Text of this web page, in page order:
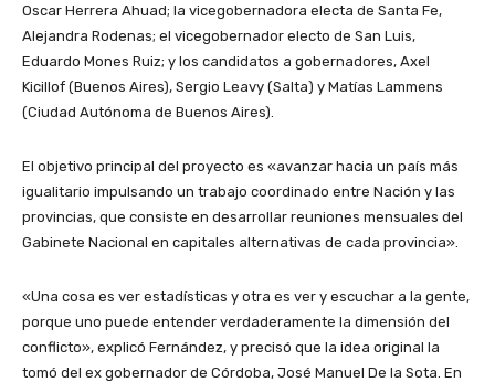
Oscar Herrera Ahuad; la vicegobernadora electa de Santa Fe,
Alejandra Rodenas; el vicegobernador electo de San Luis,
Eduardo Mones Ruiz; y los candidatos a gobernadores, Axel
Kicillof (Buenos Aires), Sergio Leavy (Salta) y Matías Lammens
(Ciudad Autónoma de Buenos Aires).
El objetivo principal del proyecto es «avanzar hacia un país más
igualitario impulsando un trabajo coordinado entre Nación y las
provincias, que consiste en desarrollar reuniones mensuales del
Gabinete Nacional en capitales alternativas de cada provincia».
«Una cosa es ver estadísticas y otra es ver y escuchar a la gente,
porque uno puede entender verdaderamente la dimensión del
conflicto», explicó Fernández, y precisó que la idea original la
tomó del ex gobernador de Córdoba, José Manuel De la Sota. En